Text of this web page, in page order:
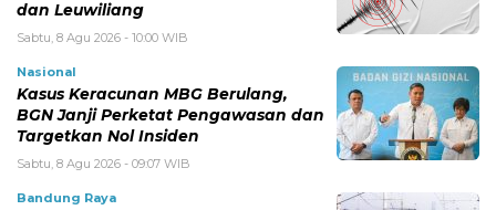
dan Leuwiliang
Sabtu, 8 Agu 2026 - 10:00 WIB
Nasional
Kasus Keracunan MBG Berulang,
BGN Janji Perketat Pengawasan dan
Targetkan Nol Insiden
Sabtu, 8 Agu 2026 - 09:07 WIB
Bandung Raya